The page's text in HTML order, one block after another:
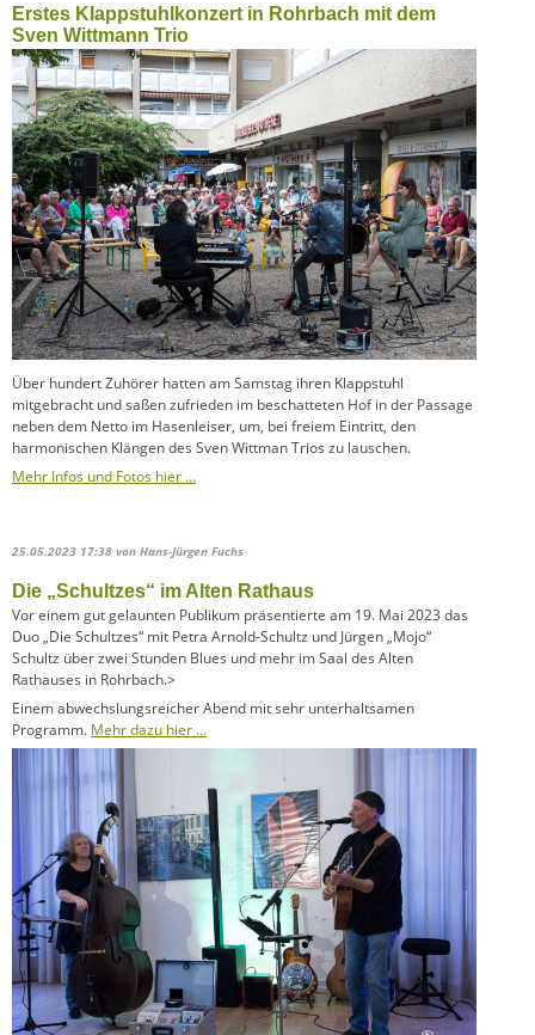
Erstes Klappstuhlkonzert in Rohrbach mit dem
Sven Wittmann Trio
Über hundert Zuhörer hatten am Samstag ihren Klappstuhl
mitgebracht und saßen zufrieden im beschatteten Hof in der Passage
neben dem Netto im Hasenleiser, um, bei freiem Eintritt, den
harmonischen Klängen des Sven Wittman Trios zu lauschen.
Mehr Infos und Fotos hier …
25.05.2023 17:38 von Hans-Jürgen Fuchs
Die „Schultzes“ im Alten Rathaus
Vor einem gut gelaunten Publikum präsentierte am 19. Mai 2023 das
Duo „Die Schultzes“ mit Petra Arnold-Schultz und Jürgen „Mojo“
Schultz über zwei Stunden Blues und mehr im Saal des Alten
Rathauses in Rohrbach.>
Einem abwechslungsreicher Abend mit sehr unterhaltsamen
Programm. Mehr dazu hier …